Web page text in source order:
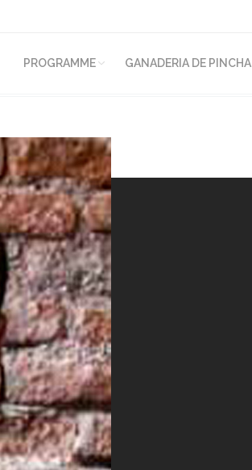
PROGRAMME GANADERIA DE PINCHA